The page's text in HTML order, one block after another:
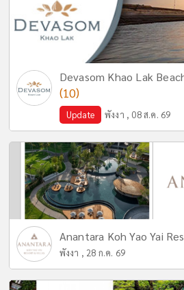
Devasom Khao Lak
(10)
Update พังงา , 08 ส.ค. 69
Anantara Koh Yao Yai
พังงา , 28 ก.ค. 69